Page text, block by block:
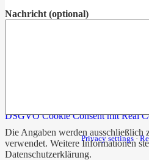
Nachricht (optional)
Die Angaben werden ausschließlich
verwendet. Weitere Informationen
Datenschutzerklärung.
DSGVO Cookie Consent mit Real
Privacy settings ·